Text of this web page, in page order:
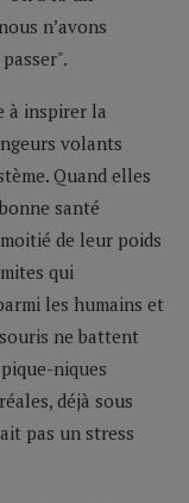
n’avons
à inspirer la
volants
Quand elles
santé
de leur poids
qui
les humains et
ne battent
niques
déjà sous
pas un stress